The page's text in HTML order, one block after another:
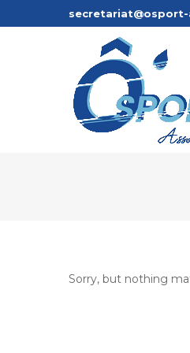
secretariat@osport-
Sorry, but nothing